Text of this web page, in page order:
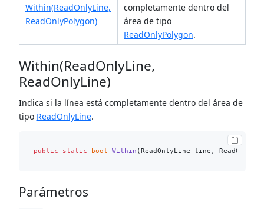
Within(ReadOnlyLine,
ReadOnlyPolygon)
completamente dentro del
área de tipo
ReadOnlyPolygon.
Within(ReadOnlyLine,
ReadOnlyLine)
Indica si la línea está completamente dentro del área de
tipo ReadOnlyLine.
public static bool Within ( ReadOnlyLine line,
Parámetros